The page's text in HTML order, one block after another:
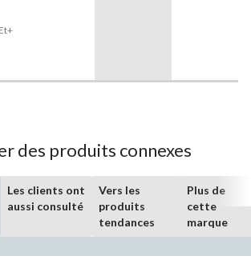
Et+
des produits connexes
Les clients ont
aussi consulté
Vers les
produits
tendances
Plus de
cette
marque